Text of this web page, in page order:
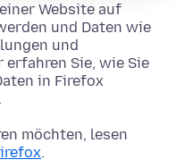
Website auf
und Daten wie
und
Sie, wie Sie
in Firefox
möchten, lesen
.